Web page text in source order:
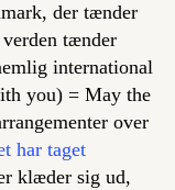
der tænder
tænder
international
you) = May the
over
har taget
klæder sig ud,